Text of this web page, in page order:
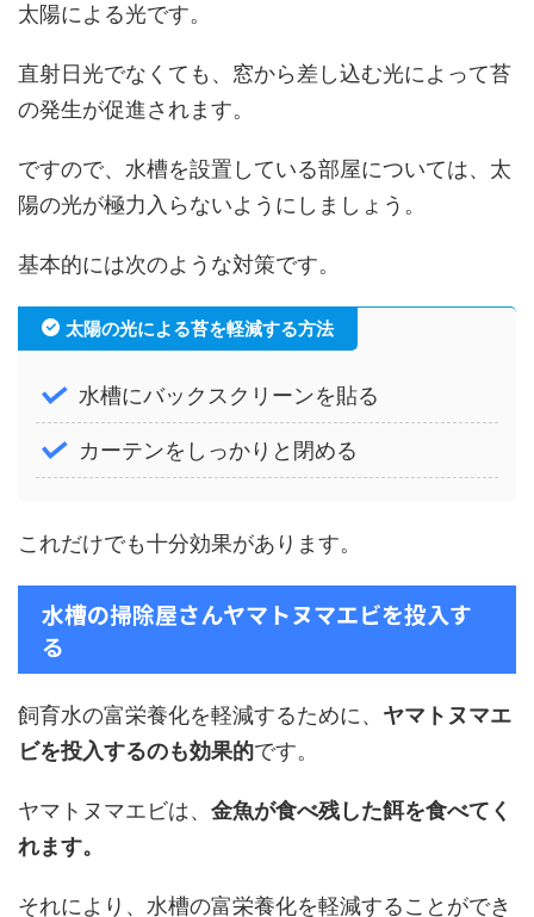
太陽による光です。
直射日光でなくても、窓から差し込む光によって苔
の発生が促進されます。
ですので、水槽を設置している部屋については、太
陽の光が極力入らないようにしましょう。
基本的には次のような対策です。
太陽の光による苔を軽減する方法
水槽にバックスクリーンを貼る
カーテンをしっかりと閉める
これだけでも十分効果があります。
水槽の掃除屋さんヤマトヌマエビを投入す
る
飼育水の富栄養化を軽減するために、 ヤマトヌマエ
ビを投入するのも効果的です。
ヤマトヌマエビは、 金魚が食べ残した餌を食べてく
れます。
それにより、水槽の富栄養化を軽減することができ